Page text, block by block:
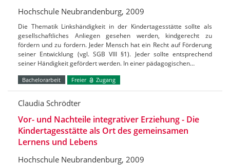
Hochschule Neubrandenburg, 2009
Die Thematik Linkshändigkeit in der Kindertagesstätte sollte als
gesellschaftliches Anliegen gesehen werden, kindgerecht zu
fördern und zu fordern. Jeder Mensch hat ein Recht auf Förderung
seiner Entwicklung (vgl. SGB VIII §1). Jeder sollte entsprechend
seiner Händigkeit gefördert werden. In einer pädagogischen…
Bachelorarbeit Freier Zugang
Claudia Schrödter
Vor- und Nachteile integrativer Erziehung - Die
Kindertagesstätte als Ort des gemeinsamen
Lernens und Lebens
Hochschule Neubrandenburg, 2009